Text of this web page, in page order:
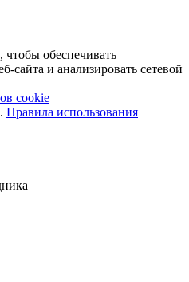
обеспечивать
сайта и анализировать сетевой
cookie
Правила использования